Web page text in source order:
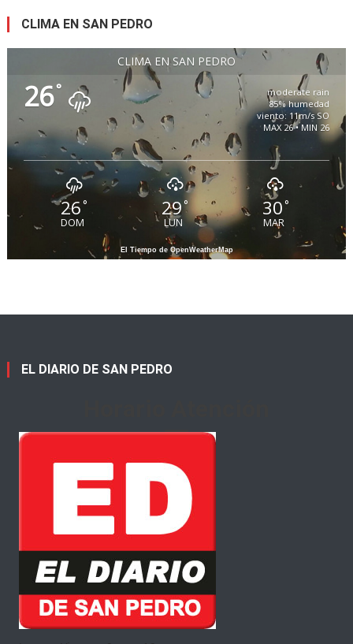
CLIMA EN SAN PEDRO
CLIMA EN SAN PEDRO
26°
moderate rain
85% humedad
viento: 11m/s SO
MAX 26 • MIN 26
26°
DOM
29 °
LUN
30°
MAR
El Tiempo de OpenWeatherMap
EL DIARIO DE SAN PEDRO